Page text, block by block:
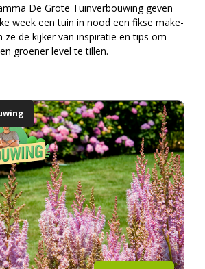
De Grote Tuinverbouwinggeven
week een tuin in nood een fikse make-
ze de kijker van inspiratie en tips om
groener level te tillen.